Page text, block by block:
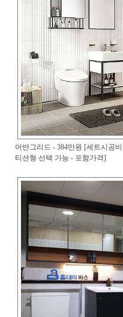
어반그리드 - 384만원 [세트시공
티션형 선택 가능 - 포함가격]